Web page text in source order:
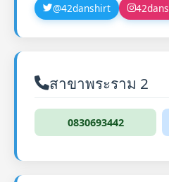
@42danshirt
สาขาพระราม 2
0830693442